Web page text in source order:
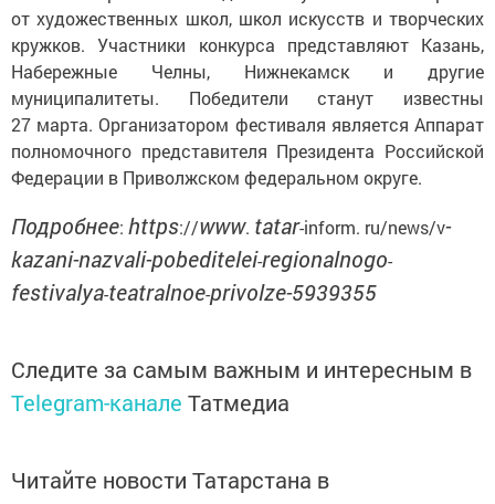
от художественных школ, школ искусств и творческих
кружков. Участники конкурса представляют Казань,
Набережные Челны, Нижнекамск и другие
муниципалитеты. Победители станут известны
27 марта. Организатором фестиваля является Аппарат
полномочного представителя Президента Российской
Федерации в Приволжском федеральном округе.
Подробнее: https://www. tatar-inform. ru/news/v-
kazani-nazvali-pobeditelei-regionalnogo-
festivalya-teatralnoe-privolze-5939355
Следите за самым важным и интересным в
Telegram-канале Татмедиа
Читайте новости Татарстана в